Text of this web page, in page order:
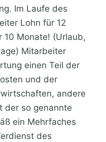
Im Laufe des
Lohn für 12
10 Monate! (Urlaub,
Mitarbeiter
einen Teil der
und der
andere
der so genannte
ein Mehrfaches
des